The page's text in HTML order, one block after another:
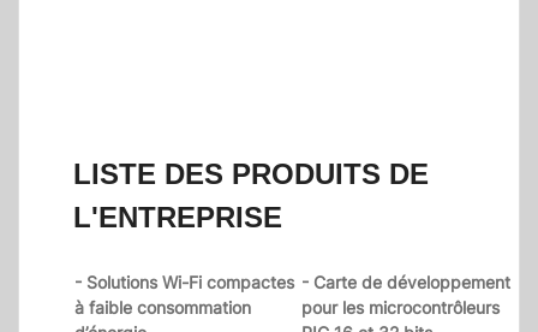
LISTE DES PRODUITS DE
L'ENTREPRISE
- Solutions Wi-Fi compactes
à faible consommation
- Carte de développement
pour les microcontrôleurs